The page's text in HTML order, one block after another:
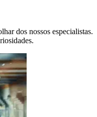
dos nossos especialistas.